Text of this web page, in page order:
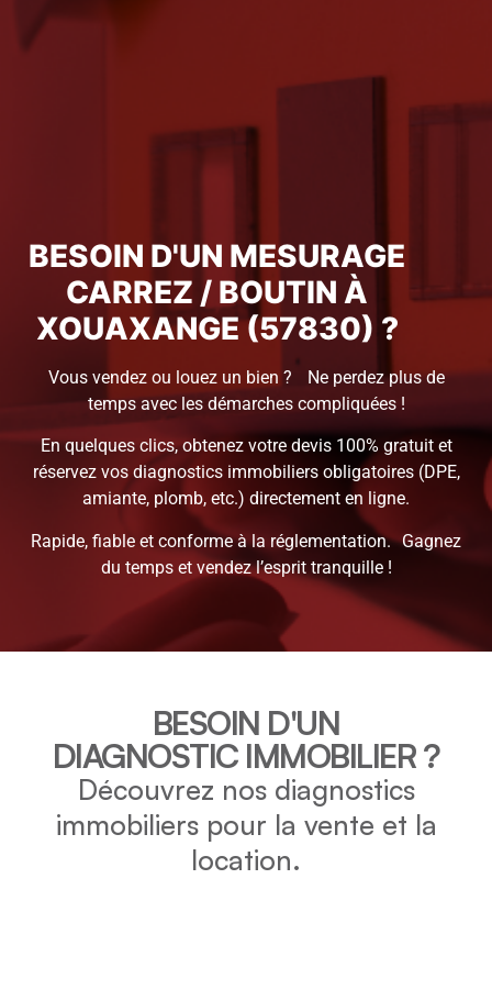
BESOIN D'UN MESURAGE
CARREZ / BOUTIN À
XOUAXANGE (57830) ?
Vous vendez ou louez un bien ? Ne perdez plus de
temps avec les démarches compliquées !
En quelques clics, obtenez votre devis 100% gratuit et
réservez vos diagnostics immobiliers obligatoires (DPE,
amiante, plomb, etc.) directement en ligne.
Rapide, fiable et conforme à la réglementation. Gagnez
du temps et vendez l’esprit tranquille !
BESOIN D'UN
DIAGNOSTIC IMMOBILIER ?
Découvrez nos diagnostics
immobiliers pour la vente et la
location.